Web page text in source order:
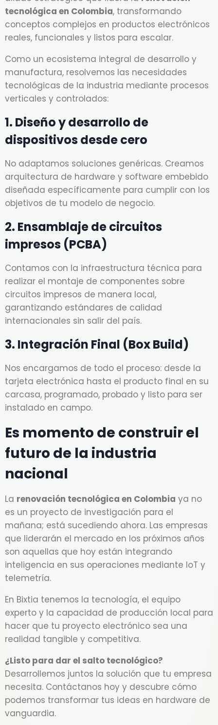
tecnológica en Colombia, transformando
conceptos complejos en productos electrónicos
reales, funcionales y listos para escalar.
Como un ecosistema integral de desarrollo y
manufactura, resolvemos las necesidades
tecnológicas de la industria mediante procesos
verticales y controlados:
1. Diseño y desarrollo de
dispositivos desde cero
No adaptamos soluciones genéricas. Creamos
arquitectura de hardware y software embebido
diseñada específicamente para cumplir con los
objetivos de tu modelo de negocio.
2. Ensamblaje de circuitos
impresos (PCBA)
Contamos con la infraestructura técnica para
realizar el montaje de componentes sobre
circuitos impresos de manera local,
garantizando estándares de calidad
internacionales sin salir del país.
3. Integración Final (Box Build)
Nos encargamos de todo el proceso: desde la
tarjeta electrónica hasta el producto final en su
carcasa, programado, probado y listo para ser
instalado en campo.
Es momento de construir el
futuro de la industria
nacional
La renovación tecnológica en Colombia ya no
es un proyecto de investigación para el
mañana; está sucediendo ahora. Las empresas
que liderarán el mercado en los próximos años
son aquellas que hoy están integrando
inteligencia en sus operaciones mediante IoT y
telemetría.
En Bixtia tenemos la tecnología, el equipo
experto y la capacidad de producción local para
hacer que tu proyecto electrónico sea una
realidad tangible y competitiva.
¿Listo para dar el salto tecnológico?
Desarrollemos juntos la solución que tu empresa
necesita. Contáctanos hoy y descubre cómo
podemos transformar tus ideas en hardware de
vanguardia.